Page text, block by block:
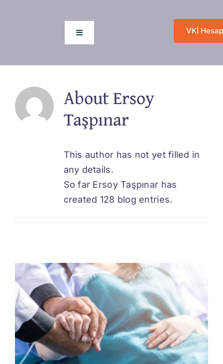
Toggle
Navigation
Hakkımızda
Değişim Sanatı
VKİ
AboutErsoy
Taşpınar
This author has not yet filled in
any details.
So far Ersoy Taşpınar has
created 128 blog entries.